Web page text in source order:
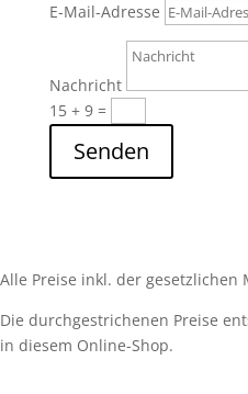
E-Mail-Adresse
Nachricht
15 + 9=
Senden
Alle Preise inkl. der gesetzlichen
Die durchgestrichenen Preise
in diesem Online-Shop.